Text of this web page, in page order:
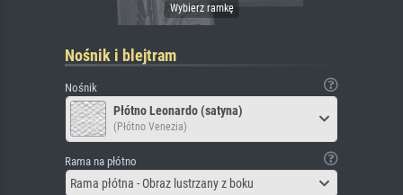
Nośnik i blejtram
Nośnik
Płótno Leonardo (satyna)
(Płótno Venezia)
Rama na płótno
Rama płótna - Obraz lustrzany z boku